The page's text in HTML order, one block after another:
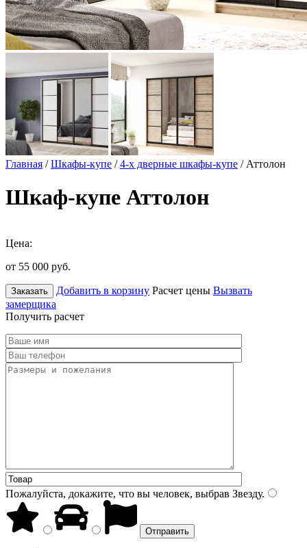
Главная /Шкафы-купе /4-х дверные шкафы-купе / Аттолон
Шкаф-купе Аттолон
Цена:
от 55 000 руб.
Заказать Добавить в корзину Расчет цены Вызвать
замерщика
Получить расчет
Пожалуйста, докажите, что вы человек, выбрав Звезду.